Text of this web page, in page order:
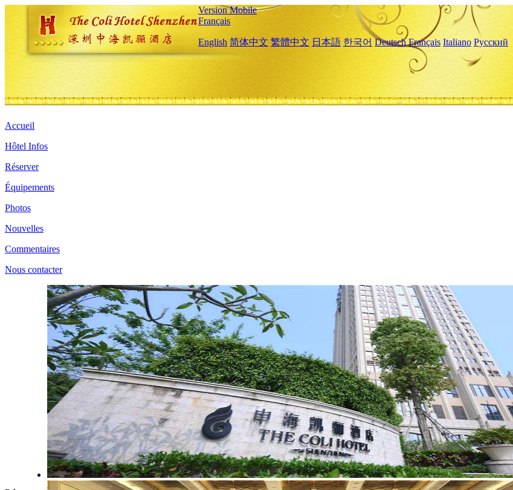
Version Mobile
Français
English 简体中文 繁體中文 日本語 한국어 Deutsch Français Italiano Русский
Accueil
Hôtel Infos
Réserver
Équipements
Photos
Nouvelles
Commentaires
Nous contacter